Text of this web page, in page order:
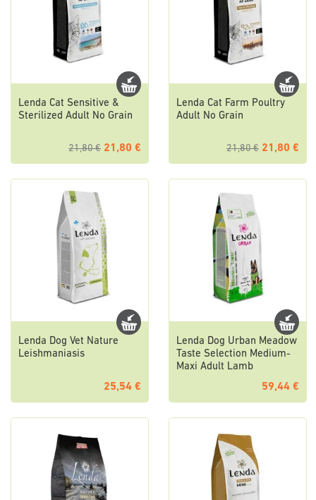
Lenda Cat Sensitive &
Sterilized Adult No Grain
21,80 € 21,80 €
Lenda Cat Farm Poultry
Adult No Grain
21,80 € 21,80 €
Lenda Dog Vet Nature
Leishmaniasis
25,54 €
Lenda Dog Urban Meadow
Taste Selection Medium-
Maxi Adult Lamb
59,44 €